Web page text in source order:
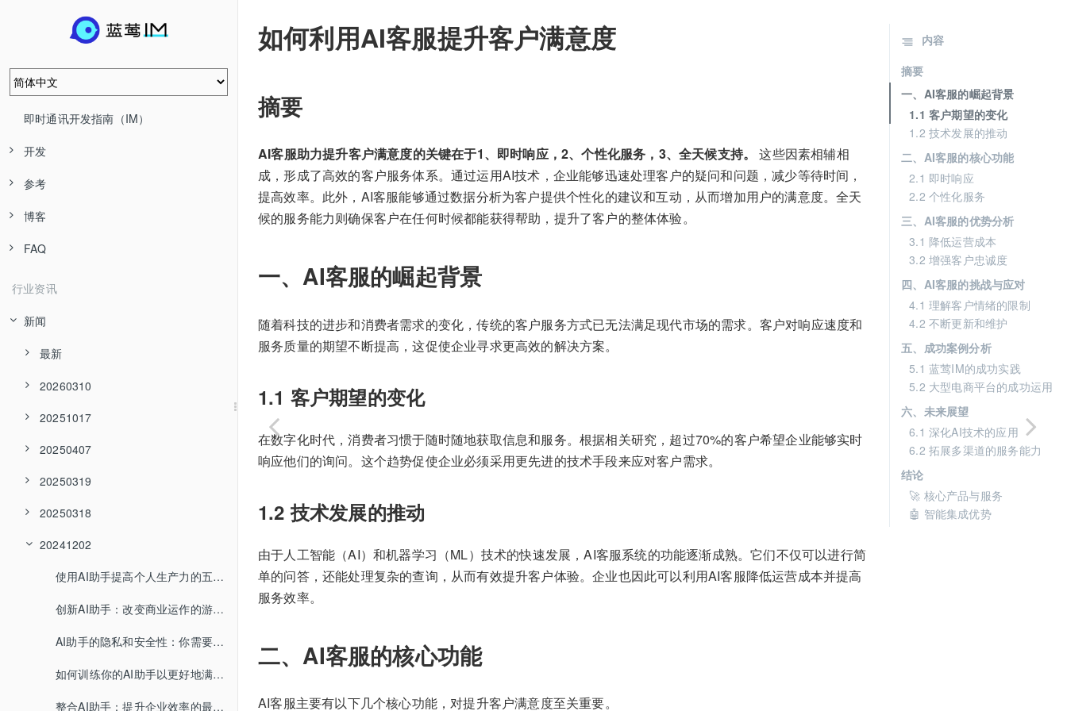
即时通讯开发指南（IM）
开发
参考
博客
FAQ
行业资讯
新闻
最新
20260310
20251017
20250407
20250319
20250318
20241202
使用AI助手提高个人生产力的五个技巧
创新AI助手：改变商业运作的游戏规则
AI助手的隐私和安全性：你需要知道什么
如何训练你的AI助手以更好地满足需求
整合AI助手：提升企业效率的最佳实践
如何利用AI客服提升客户满意度
摘要
AI客服助力提升客户满意度的关键在于1、即时响应，2、个性化服务，3、全天候支持。
这些因素相辅相
成，形成了高效的客户服务体系。通过运用AI技术，企业能够迅速处理客户的疑问和问题，减少等待时间，
提高效率。此外，AI客服能够通过数据分析为客户提供个性化的建议和互动，从而增加用户的满意度。全天
候的服务能力则确保客户在任何时候都能获得帮助，提升了客户的整体体验。
一、AI客服的崛起背景
随着科技的进步和消费者需求的变化，传统的客户服务方式已无法满足现代市场的需求。客户对响应速度和
服务质量的期望不断提高，这促使企业寻求更高效的解决方案。
1.1 客户期望的变化
在数字化时代，消费者习惯于随时随地获取信息和服务。根据相关研究，超过70%的客户希望企业能够实时
响应他们的询问。这个趋势促使企业必须采用更先进的技术手段来应对客户需求。
1.2 技术发展的推动
由于人工智能（AI）和机器学习（ML）技术的快速发展，AI客服系统的功能逐渐成熟。它们不仅可以进行简
单的问答，还能处理复杂的查询，从而有效提升客户体验。企业也因此可以利用AI客服降低运营成本并提高
服务效率。
二、AI客服的核心功能
AI客服主要有以下几个核心功能，对提升客户满意度至关重要。
内容
摘要
一、AI客服的崛起背景
1.1 客户期望的变化
1.2 技术发展的推动
二、AI客服的核心功能
2.1 即时响应
2.2 个性化服务
三、AI客服的优势分析
3.1 降低运营成本
3.2 增强客户忠诚度
四、AI客服的挑战与应对
4.1 理解客户情绪的限制
4.2 不断更新和维护
五、成功案例分析
5.1 蓝莺IM的成功实践
5.2 大型电商平台的成功运用
六、未来展望
6.1 深化AI技术的应用
6.2 拓展多渠道的服务能力
结论
🚀 核心产品与服务
🤖 智能集成优势